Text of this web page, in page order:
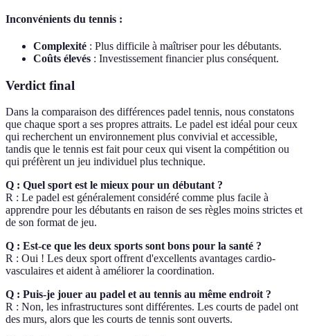
Inconvénients du tennis :
Complexité : Plus difficile à maîtriser pour les débutants.
Coûts élevés : Investissement financier plus conséquent.
Verdict final
Dans la comparaison des différences padel tennis, nous constatons
que chaque sport a ses propres attraits. Le padel est idéal pour ceux
qui recherchent un environnement plus convivial et accessible,
tandis que le tennis est fait pour ceux qui visent la compétition ou
qui préfèrent un jeu individuel plus technique.
Q : Quel sport est le mieux pour un débutant ?
R : Le padel est généralement considéré comme plus facile à
apprendre pour les débutants en raison de ses règles moins strictes et
de son format de jeu.
Q : Est-ce que les deux sports sont bons pour la santé ?
R : Oui ! Les deux sport offrent d'excellents avantages cardio-
vasculaires et aident à améliorer la coordination.
Q : Puis-je jouer au padel et au tennis au même endroit ?
R : Non, les infrastructures sont différentes. Les courts de padel ont
des murs, alors que les courts de tennis sont ouverts.